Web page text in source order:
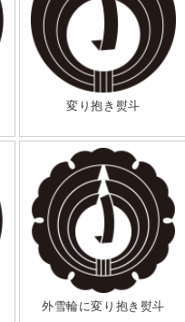
変り抱き熨斗
外雪輪に変り抱き熨斗